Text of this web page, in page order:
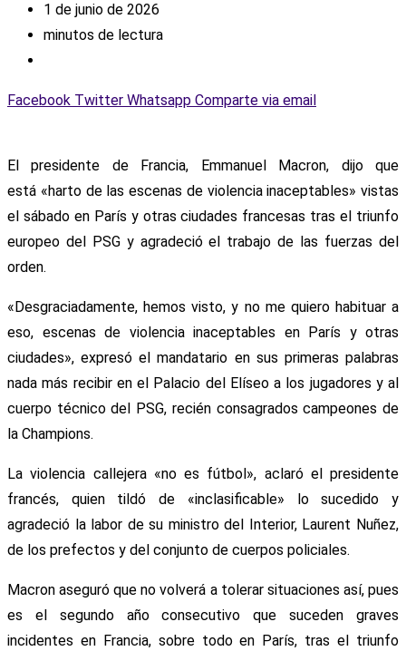
1 de junio de 2026
minutos de lectura
Facebook Twitter Whatsapp Comparte via email
El presidente de Francia, Emmanuel Macron, dijo que
está «harto de las escenas de violencia inaceptables» vistas
el sábado en París y otras ciudades francesas tras el triunfo
europeo del PSG y agradeció el trabajo de las fuerzas del
orden.
«Desgraciadamente, hemos visto, y no me quiero habituar a
eso, escenas de violencia inaceptables en París y otras
ciudades», expresó el mandatario en sus primeras palabras
nada más recibir en el Palacio del Elíseo a los jugadores y al
cuerpo técnico del PSG, recién consagrados campeones de
la Champions.
La violencia callejera «no es fútbol», aclaró el presidente
francés, quien tildó de «inclasificable» lo sucedido y
agradeció la labor de su ministro del Interior, Laurent Nuñez,
de los prefectos y del conjunto de cuerpos policiales.
Macron aseguró que no volverá a tolerar situaciones así, pues
es el segundo año consecutivo que suceden graves
incidentes en Francia, sobre todo en París, tras el triunfo